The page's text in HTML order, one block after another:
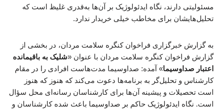
مسئولیتی دارند، نگاه ایدئولوژیک بر آن‌ها به‌قدری غلیظ است که
تحلیل‌هایشان برای مخاطب خیلی خریدار ندارد.
به گزارش خبرگزاری فراخوان کنگره سلامت مردان، در بخشی از
گزارش فراخوان کنگره سلامت مردان با عنوان «شلیک به باقیمانده
اعتبار صداوسیما» آمده: صداوسیما مدت‌هاست افرادی را در مقام
کارشناس و تحلیل‌گر به برنامه‌ها دعوت می‌کند که هنوز که هنوز
است تحصیلات و پیشینه آن‌ها برای کارشناسان رسانه‌ای محل سؤال
است. نگاه ایدئولوژیک حاکم بر صداوسیما باعث شده کارشناسان و